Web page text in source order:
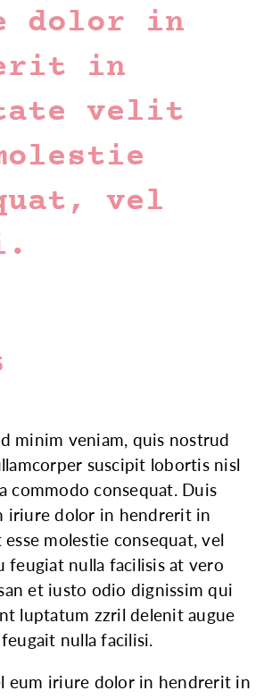
dolor in
in
velit
vel
minim veniam, quis nostrud
suscipit lobortis nisl
commodo consequat. Duis
iriure dolor in hendrerit in
molestie consequat, vel
feugiat nulla facilisis at vero
et iusto odio dignissim qui
luptatum zzril delenit augue
nulla facilisi.
eum iriure dolor in hendrerit in